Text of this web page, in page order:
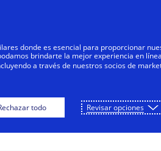
donde es esencial para proporcionar
brindarte la mejor experiencia en
a través de nuestros socios de
todo Revisar opciones